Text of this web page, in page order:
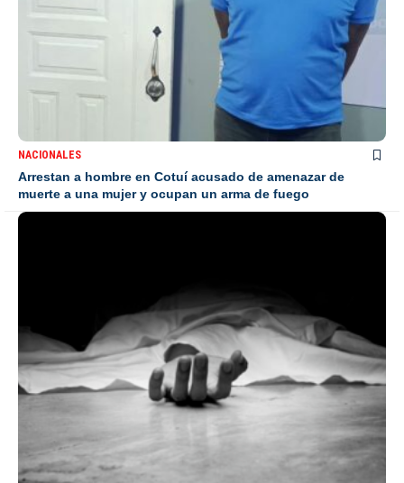
NACIONALES
Arrestan a hombre en Cotuí acusado de amenazar de
muerte a una mujer y ocupan un arma de fuego